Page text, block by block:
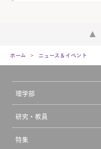
ホーム ニュース＆イベント
理学部
研究・教員
特集